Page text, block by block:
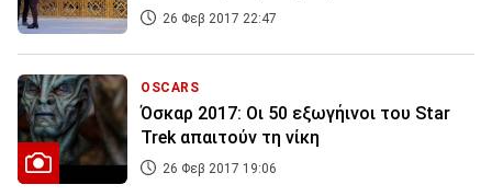
26 Φεβ 2017 22:47
OSCARS
Όσκαρ 2017: Οι 50 εξωγήινοι του Star
Trek απαιτούν τη νίκη
26 Φεβ 2017 19:06